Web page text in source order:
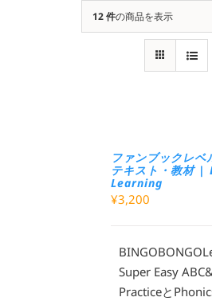
12 件の商品を表示
ファンブックレ
テキスト・教材 |
Learning
¥3,200
Super Easy
Practiceと